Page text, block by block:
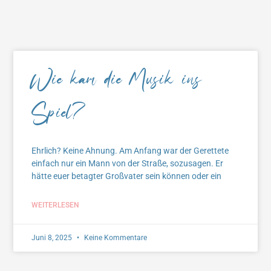
Wie kam die Musik ins
Spiel?
Ehrlich? Keine Ahnung. Am Anfang war der Gerettete
einfach nur ein Mann von der Straße, sozusagen. Er
hätte euer betagter Großvater sein können oder ein
WEITERLESEN
Juni 8, 2025 Keine Kommentare